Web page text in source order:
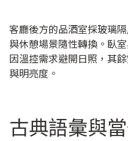
客廳後方的品酒室採玻璃
與休憩場景隨性轉換。臥
因溫控需求避開日照，其
與明亮度。
古典語彙與